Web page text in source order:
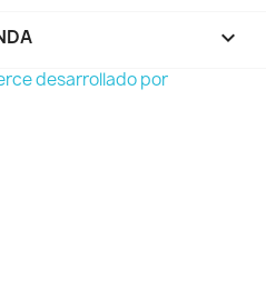
keyboard_arrow_down
desarrollado por